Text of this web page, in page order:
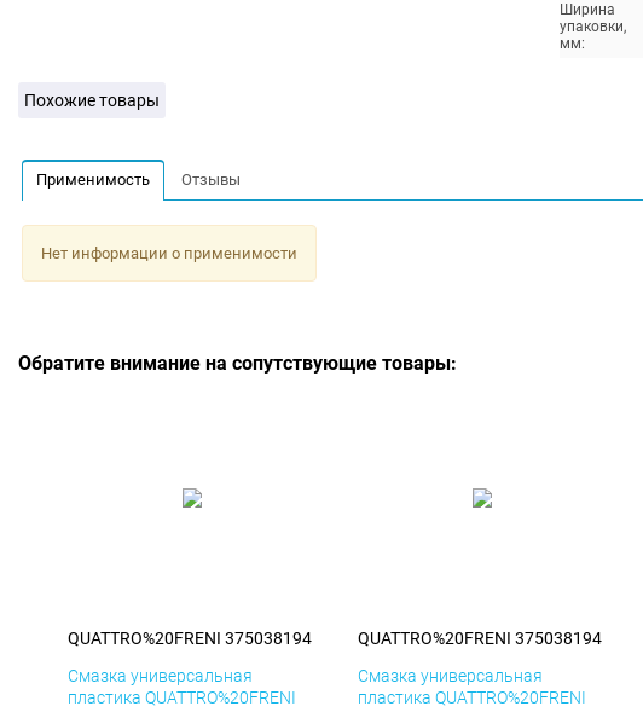
Ширина
упаковки,
мм:
Похожие товары
Применимость Отзывы
Нет информации о применимости
Обратите внимание на сопутствующие товары:
QUATTRO%20FRENI 375038194
Смазка универсальная
пластика QUATTRO%20FRENI
QUATTRO%20FRENI 375038194
Смазка универсальная
пластика QUATTRO%20FRENI